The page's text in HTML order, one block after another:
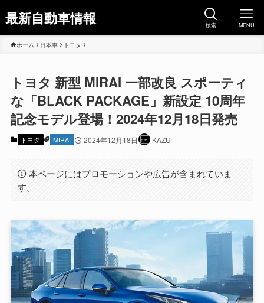
最新自動車情報 検索 MENU
ホーム 日本車 トヨタ
トヨタ 新型 MIRAI 一部改良 スポーティ
な「BLACK PACKAGE」新設定 10周年
記念モデル登場！2024年12月18日発売
トヨタ MIRAI 2024年12月18日 KAZU
本ページにはプロモーションや広告が含まれていま
す。